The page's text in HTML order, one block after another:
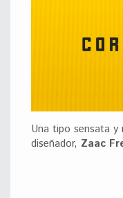
Una tipo sensata y
diseñador, Zaac